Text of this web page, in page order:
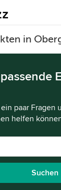
in
paar Fragen
helfen
Suchen